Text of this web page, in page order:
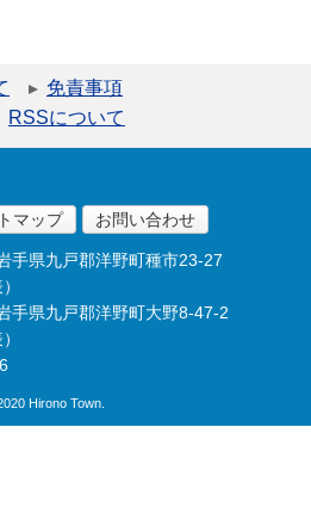
免責事項
RSSについて
マップ お問い合わせ
手県九戸郡洋野町種市23-27
手県九戸郡洋野町大野8-47-2
Hirono Town.